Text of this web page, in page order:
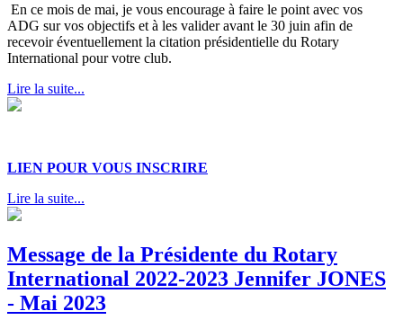
En ce mois de mai, je vous encourage à faire le point avec vos
ADG sur vos objectifs et à les valider avant le 30 juin afin de
recevoir éventuellement la citation présidentielle du Rotary
International pour votre club.
Lire la suite...
LIEN POUR VOUS INSCRIRE
Lire la suite...
Message de la Présidente du Rotary
International 2022-2023 Jennifer JONES
- Mai 2023